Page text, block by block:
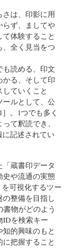
は、印影に用
らず、ましてや
体験すること
全く見当をつ
も読める、印文
る、そして印
ていくこと
ルとして、公
。1つでも多く
て釈読でき、
記述されてい
蔵書印データ
史や流通の実態
可視化するツー
整備を目指し
物がどのよう
IDを検索キー
的興味のもと
把握すること